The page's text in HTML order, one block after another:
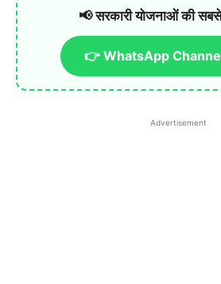
📢 सरकारी योजनाओं की
👉 WhatsApp
Advertisement